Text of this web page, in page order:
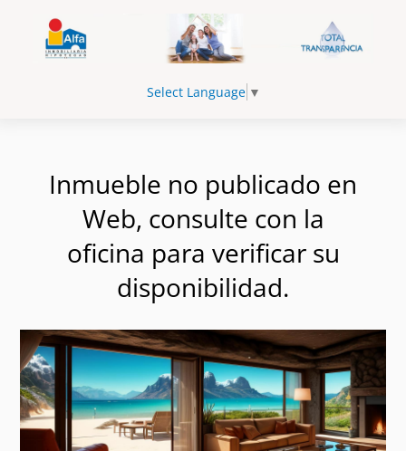
Select Language ▼
Inmueble no publicado en
Web, consulte con la
oficina para verificar su
disponibilidad.